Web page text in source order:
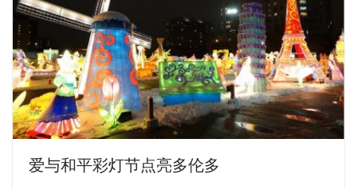
爱与和平彩灯节点亮多伦多